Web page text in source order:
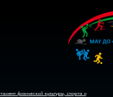
физической культуры, спорта и